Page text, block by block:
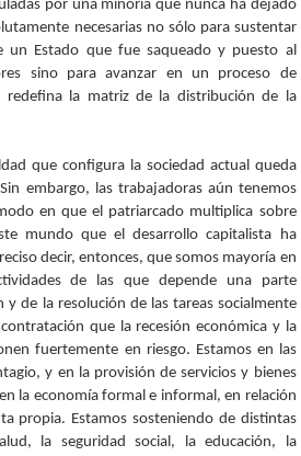
por una minoría que nunca ha dejado
necesarias no sólo para sustentar
un Estado que fue saqueado y puesto al
sino para avanzar en un proceso de
redefina la matriz de la distribución de la
que configura la sociedad actual queda
embargo, las trabajadoras aún tenemos
en que el patriarcado multiplica sobre
mundo que el desarrollo capitalista ha
decir, entonces, que somos mayoría en
de las que depende una parte
de la resolución de las tareas socialmente
que la recesión económica y la
fuertemente en riesgo. Estamos en las
y en la provisión de servicios y bienes
la economía formal e informal, en relación
propia. Estamos sosteniendo de distintas
la seguridad social, la educación, la